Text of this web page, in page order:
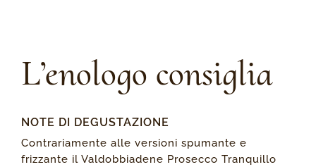
L’enologo consiglia
NOTE DI DEGUSTAZIONE
Contrariamente alle versioni spumante e
frizzante il Valdobbiadene Prosecco Tranquillo